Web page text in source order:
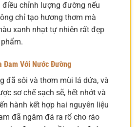
điều chỉnh lượng đường nếu
chỉ tạo hương thơm mà
xanh nhạt tự nhiên rất đẹp
Đam Với Nước Đường
đã sôi và thơm mùi lá dứa, và
sơ chế sạch sẽ, hết nhớt và
hành kết hợp hai nguyên liệu
đã ngâm đá ra rổ cho ráo